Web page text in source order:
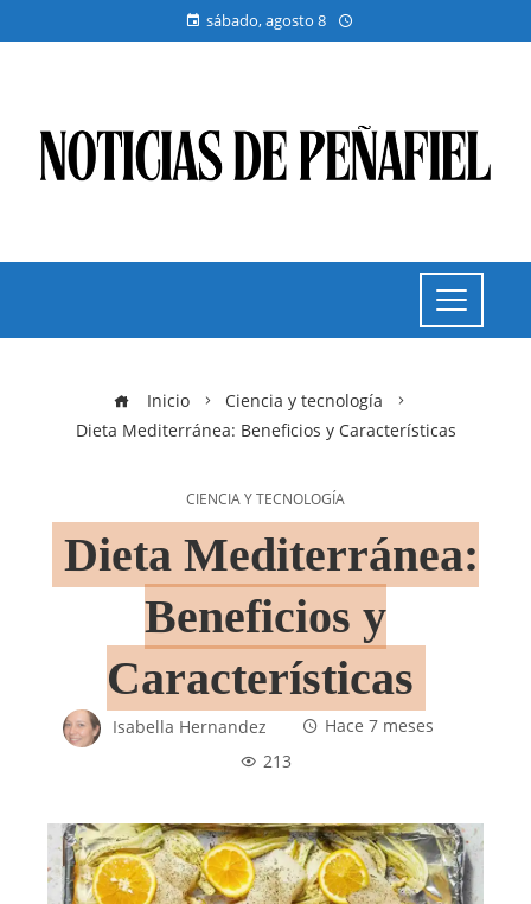
sábado, agosto 8
Inicio
Ciencia y tecnología
Dieta Mediterránea: Beneficios y Características
CIENCIA Y TECNOLOGÍA
Dieta Mediterránea:
Beneficios y
Características
Isabella Hernandez
Hace 7 meses
213